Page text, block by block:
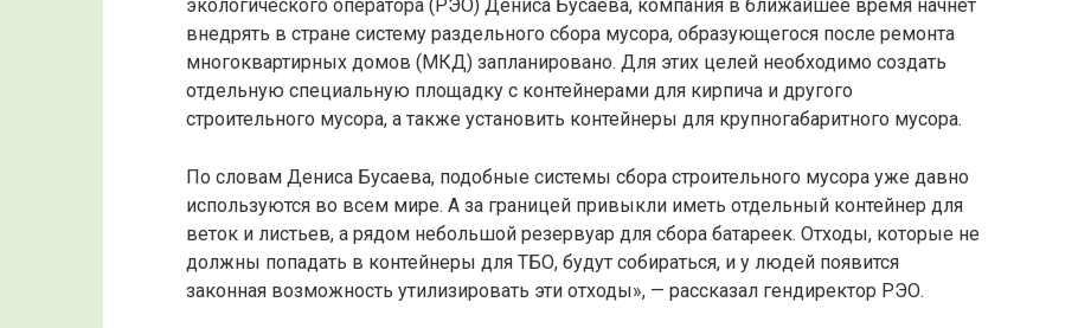
экологического оператора (РЭО) Дениса Бусаева, компания в ближайшее время начнет
внедрять в стране систему раздельного сбора мусора, образующегося после ремонта
многоквартирных домов (МКД) запланировано. Для этих целей необходимо создать
отдельную специальную площадку с контейнерами для кирпича и другого
строительного мусора, а также установить контейнеры для крупногабаритного мусора.
По словам Дениса Бусаева, подобные системы сбора строительного мусора уже давно
используются во всем мире. А за границей привыкли иметь отдельный контейнер для
веток и листьев, а рядом небольшой резервуар для сбора батареек. Отходы, которые не
должны попадать в контейнеры для ТБО, будут собираться, и у людей появится
законная возможность утилизировать эти отходы», — рассказал гендиректор РЭО.